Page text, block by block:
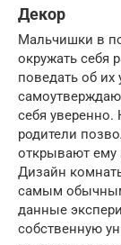
Декор
Мальчишки в
окружать себя
поведать об их
себя
родители
открывают ему
Дизайн
самым
данные
собственную